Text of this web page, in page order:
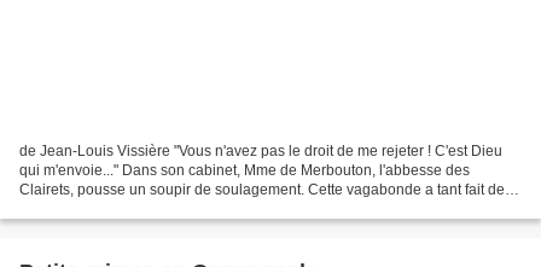
de Jean-Louis Vissière "Vous n'avez pas le droit de me rejeter ! C'est Dieu
qui m'envoie..." Dans son cabinet, Mme de Merbouton, l'abbesse des
Clairets, pousse un soupir de soulagement. Cette vagabonde a tant fait de